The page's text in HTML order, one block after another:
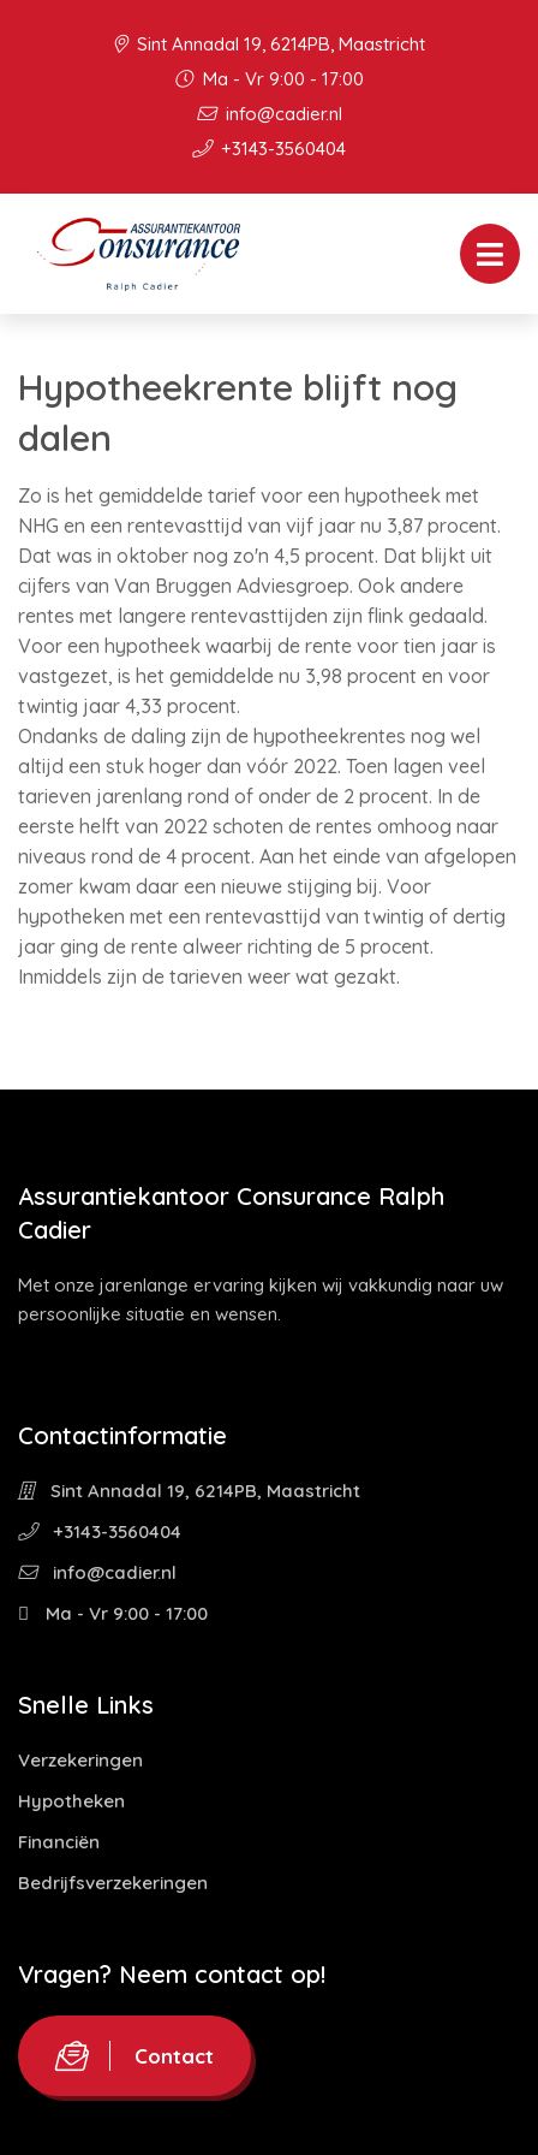
Sint Annadal 19, 6214PB, Maastricht
Ma - Vr 9:00 - 17:00
info@cadier.nl
+3143-3560404
Hypotheekrente blijft nog
dalen
Zo is het gemiddelde tarief voor een hypotheek met
NHG en een rentevasttijd van vijf jaar nu 3,87 procent.
Dat was in oktober nog zo'n 4,5 procent. Dat blijkt uit
cijfers van Van Bruggen Adviesgroep. Ook andere
rentes met langere rentevasttijden zijn flink gedaald.
Voor een hypotheek waarbij de rente voor tien jaar is
vastgezet, is het gemiddelde nu 3,98 procent en voor
twintig jaar 4,33 procent.
Ondanks de daling zijn de hypotheekrentes nog wel
altijd een stuk hoger dan vóór 2022. Toen lagen veel
tarieven jarenlang rond of onder de 2 procent. In de
eerste helft van 2022 schoten de rentes omhoog naar
niveaus rond de 4 procent. Aan het einde van afgelopen
zomer kwam daar een nieuwe stijging bij. Voor
hypotheken met een rentevasttijd van twintig of dertig
jaar ging de rente alweer richting de 5 procent.
Inmiddels zijn de tarieven weer wat gezakt.
Assurantiekantoor Consurance Ralph
Cadier
Met onze jarenlange ervaring kijken wij vakkundig naar uw
persoonlijke situatie en wensen.
Contactinformatie
Sint Annadal 19, 6214PB, Maastricht
+3143-3560404
info@cadier.nl
Ma - Vr 9:00 - 17:00
Snelle Links
Verzekeringen
Hypotheken
Financiën
Bedrijfsverzekeringen
Vragen? Neem contact op!
Contact